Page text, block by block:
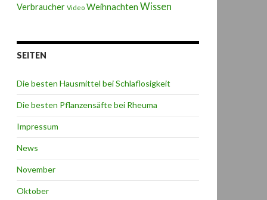
Verbraucher Video Weihnachten Wissen
SEITEN
Die besten Hausmittel bei Schlaflosigkeit
Die besten Pflanzensäfte bei Rheuma
Impressum
News
November
Oktober